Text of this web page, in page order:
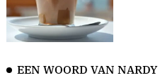
EEN WOORD VAN NARDY